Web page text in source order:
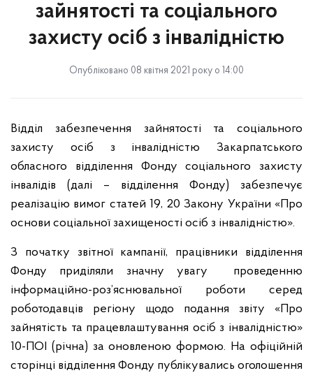
зайнятості та соціального
захисту осіб з інвалідністю
Опубліковано 08 квітня 2021 року о 14:00
Відділ забезпечення зайнятості та соціального
захисту осіб з інвалідністю Закарпатського
обласного відділення Фонду соціального захисту
інвалідів (далі – відділення Фонду) забезпечує
реалізацію вимог статей 19, 20 Закону України «Про
основи соціальної захищеності осіб з інвалідністю».
З початку звітної кампанії, працівники відділення
Фонду приділяли значну увагу проведенню
інформаційно-роз’яснювальної роботи серед
роботодавців регіону щодо подання звіту «Про
зайнятість та працевлаштування осіб з інвалідністю»
10-ПОІ (річна) за оновленою формою. На офіційній
сторінці відділення Фонду публікувались оголошення